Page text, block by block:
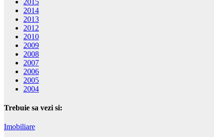
2014
2013
2012
2010
2009
2008
2007
2006
2005
2004
Trebuie sa vezi si:
Imobiliare